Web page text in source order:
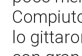
lo